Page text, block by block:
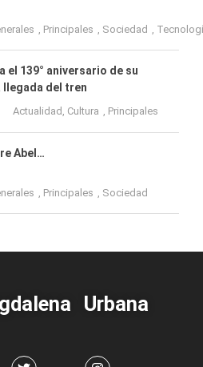
Principales Sociedad
el 139° aniversario de su
llegada del tren
Actualidad Cultura Principales
Abel…
Principales Sociedad
Urbana